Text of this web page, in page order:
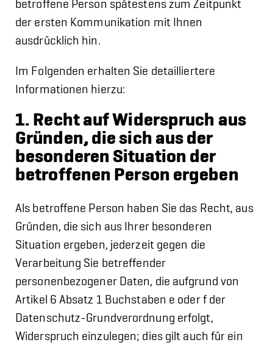
betroffene Person spätestens zum Zeitpunkt
der ersten Kommunikation mit Ihnen
ausdrücklich hin.
Im Folgenden erhalten Sie detailliertere
Informationen hierzu:
1. Recht auf Widerspruch aus
Gründen, die sich aus der
besonderen Situation der
betroffenen Person ergeben
Als betroffene Person haben Sie das Recht, aus
Gründen, die sich aus Ihrer besonderen
Situation ergeben, jederzeit gegen die
Verarbeitung Sie betreffender
personenbezogener Daten, die aufgrund von
Artikel 6 Absatz 1 Buchstaben e oder f der
Datenschutz-Grundverordnung erfolgt,
Widerspruch einzulegen; dies gilt auch für ein